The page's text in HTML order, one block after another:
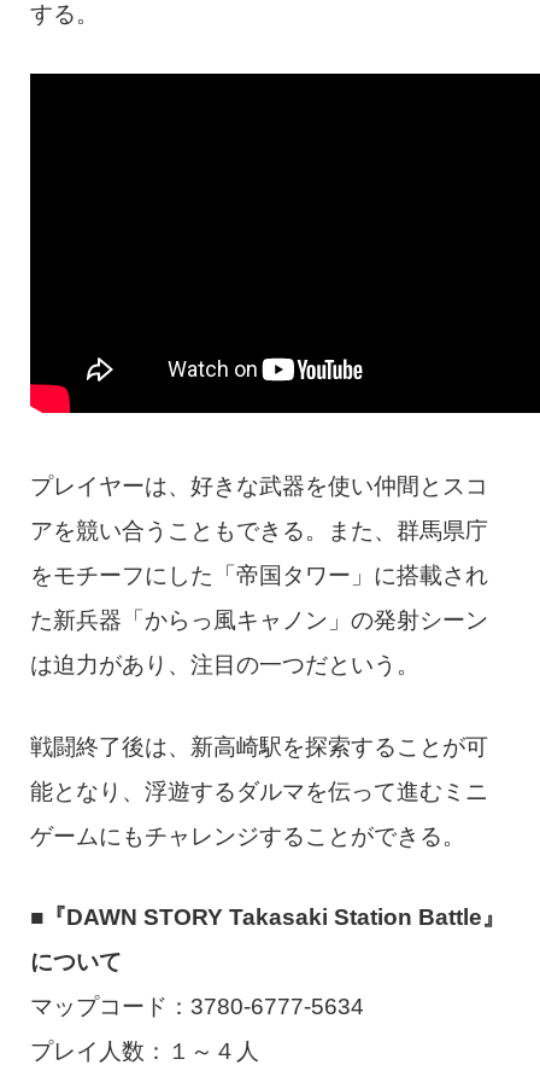
する。
プレイヤーは、好きな武器を使い仲間とスコ
アを競い合うこともできる。また、群馬県庁
をモチーフにした「帝国タワー」に搭載され
た新兵器「からっ風キャノン」の発射シーン
は迫力があり、注目の一つだという。
戦闘終了後は、新高崎駅を探索することが可
能となり、浮遊するダルマを伝って進むミニ
ゲームにもチャレンジすることができる。
■『DAWN STORY Takasaki Station Battle』
について
マップコード：3780-6777-5634
プレイ人数：１～４人